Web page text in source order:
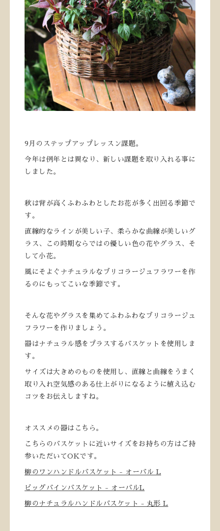
9月のステップアップレッスン課題。
今年は例年とは異なり、新しい課題を取り入れる事に
しました。
秋は背が高くふわふわとしたお花が多く出回る季節で
す。
直線的なラインが美しい子、柔らかな曲線が美しいグ
ラス、この時期ならではの優しい色の花やグラス、そ
して小花。
風にそよぐナチュラルなブリコラージュフラワーを作
るのにもってこいな季節です。
そんな花やグラスを集めてふわふわなブリコラージュ
フラワーを作りましょう。
器はナチュラル感をプラスするバスケットを使用しま
す。
サイズは大きめのものを使用し、直線と曲線をうまく
取り入れ空気感のある仕上がりになるように植え込む
コツをお伝えしますね。
オススメの器はこちら。
こちらのバスケットに近いサイズをお持ちの方はご持
参いただいてOKです。
柳のワンハンドルバスケット - オーバル L
ビッグバインバスケット - オーバルL
柳のナチュラルハンドルバスケット - 丸形 L